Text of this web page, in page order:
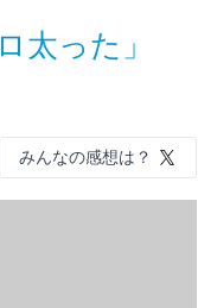
太った」
みんなの感想は？